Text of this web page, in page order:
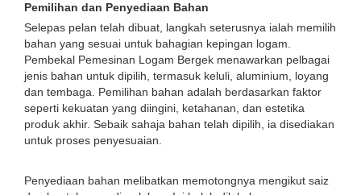
Pemilihan dan Penyediaan Bahan
Selepas pelan telah dibuat, langkah seterusnya ialah memilih
bahan yang sesuai untuk bahagian kepingan logam.
Pembekal Pemesinan Logam Bergek menawarkan pelbagai
jenis bahan untuk dipilih, termasuk keluli, aluminium, loyang
dan tembaga. Pemilihan bahan adalah berdasarkan faktor
seperti kekuatan yang diingini, ketahanan, dan estetika
produk akhir. Sebaik sahaja bahan telah dipilih, ia disediakan
untuk proses penyesuaian.
Penyediaan bahan melibatkan memotongnya mengikut saiz